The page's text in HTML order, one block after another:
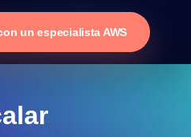
un especialista AWS